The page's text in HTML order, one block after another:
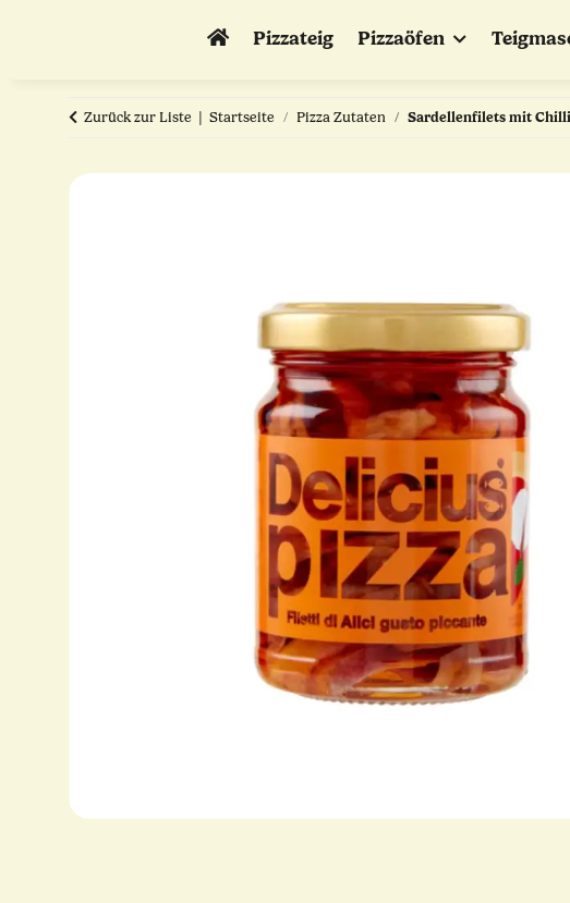
Pizzateig Pizzaöfen
Zurück zur Liste Startseite Pizza Zutaten Sardellenfilets mit